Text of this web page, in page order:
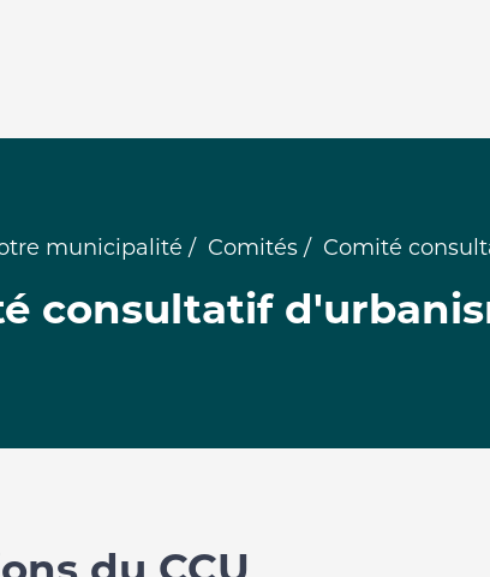
municipalité Comités Comité
consultatif